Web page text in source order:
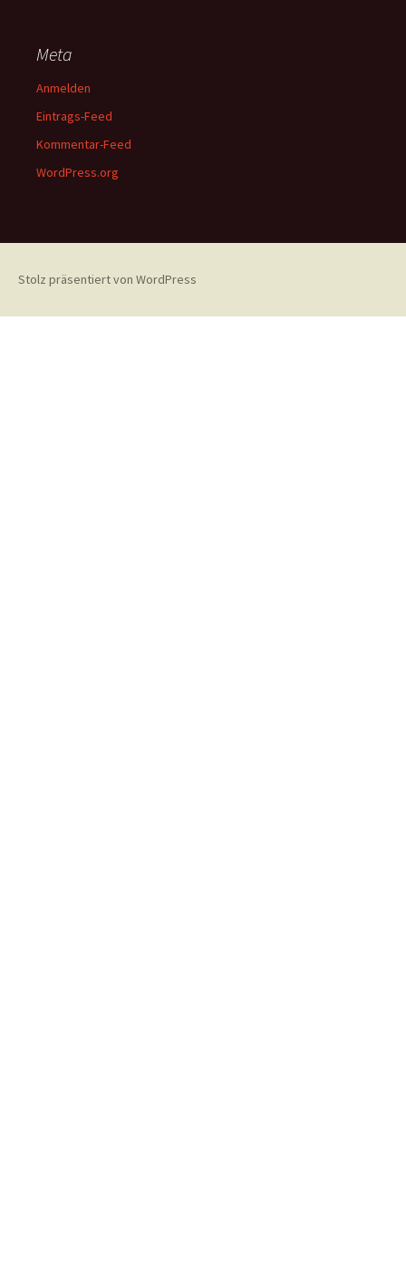
Meta
Anmelden
Eintrags-Feed
Kommentar-Feed
WordPress.org
Stolz präsentiert von WordPress